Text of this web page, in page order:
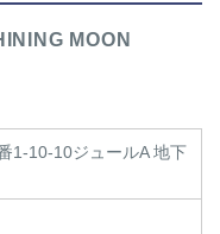
MOON
1-10-10ジュールA 地下